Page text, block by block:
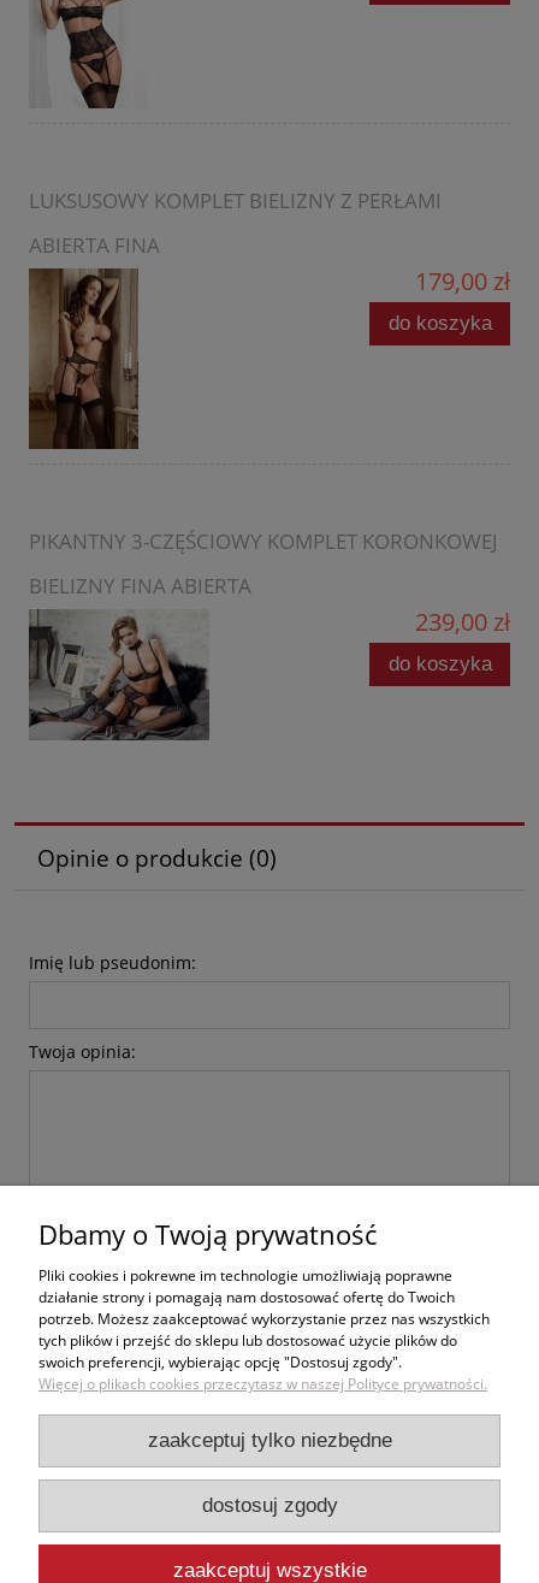
LUKSUSOWY KOMPLET BIELIZNY Z PERŁAMI
ABIERTA FINA
179,00 zł
do koszyka
PIKANTNY 3-CZĘŚCIOWY KOMPLET KORONKOWEJ
BIELIZNY FINA ABIERTA
239,00 zł
do koszyka
Opinie o produkcie (0)
Imię lub pseudonim:
Twoja opinia:
Zakupy
Pomoc
Moje konto
Informacje
Dbamy o Twoją prywatność
Pliki cookies i pokrewne im technologie umożliwiają poprawne
działanie strony i pomagają nam dostosować ofertę do Twoich
potrzeb. Możesz zaakceptować wykorzystanie przez nas wszystkich
tych plików i przejść do sklepu lub dostosować użycie plików do
swoich preferencji, wybierając opcję "Dostosuj zgody".
Więcej o plikach cookies przeczytasz w naszej Polityce prywatności.
zaakceptuj tylko niezbędne
dostosuj zgody
zaakceptuj wszystkie